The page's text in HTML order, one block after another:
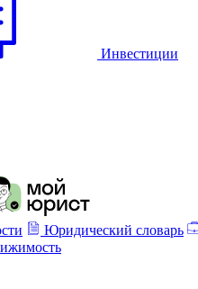
Инвестиции
Юридический словарь